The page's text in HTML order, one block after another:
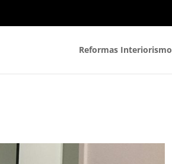
Reformas Interiorismo